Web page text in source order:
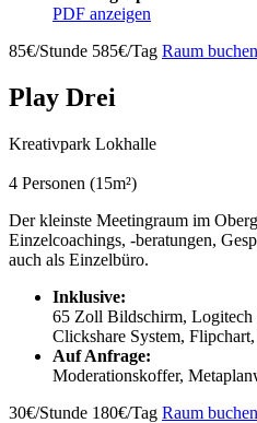
PDF anzeigen
85€/Stunde 585€/Tag Raum buchen
Play Drei
Kreativpark Lokhalle
4 Personen (15m²)
Der kleinste Meetingraum im
Einzelcoachings, -beratungen,
auch als Einzelbüro.
Inklusive:
65 Zoll Bildschirm, Logitech
Clickshare System,
Auf Anfrage:
Moderationskoffer,
30€/Stunde 180€/Tag Raum buchen